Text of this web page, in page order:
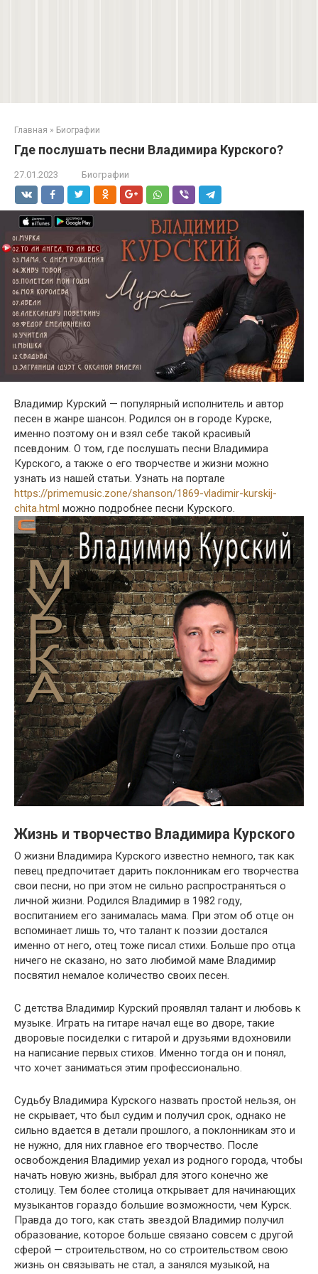
Главная » Биографии
Где послушать песни Владимира Курского?
27.01.2023 Биографии
Владимир Курский — популярный исполнитель и автор
песен в жанре шансон. Родился он в городе Курске,
именно поэтому он и взял себе такой красивый
псевдоним. О том, где послушать песни Владимира
Курского, а также о его творчестве и жизни можно
узнать из нашей статьи. Узнать на портале
https://primemusic.zone/shanson/1869-vladimir-kurskij-
chita.html можно подробнее песни Курского.
Жизнь и творчество Владимира Курского
О жизни Владимира Курского известно немного, так как
певец предпочитает дарить поклонникам его творчества
свои песни, но при этом не сильно распространяться о
личной жизни. Родился Владимир в 1982 году,
воспитанием его занималась мама. При этом об отце он
вспоминает лишь то, что талант к поэзии достался
именно от него, отец тоже писал стихи. Больше про отца
ничего не сказано, но зато любимой маме Владимир
посвятил немалое количество своих песен.
С детства Владимир Курский проявлял талант и любовь к
музыке. Играть на гитаре начал еще во дворе, такие
дворовые посиделки с гитарой и друзьями вдохновили
на написание первых стихов. Именно тогда он и понял,
что хочет заниматься этим профессионально.
Судьбу Владимира Курского назвать простой нельзя, он
не скрывает, что был судим и получил срок, однако не
сильно вдается в детали прошлого, а поклонникам это и
не нужно, для них главное его творчество. После
освобождения Владимир уехал из родного города, чтобы
начать новую жизнь, выбрал для этого конечно же
столицу. Тем более столица открывает для начинающих
музыкантов гораздо большие возможности, чем Курск.
Правда до того, как стать звездой Владимир получил
образование, которое больше связано совсем с другой
сферой — строительством, но со строительством свою
жизнь он связывать не стал, а занялся музыкой, на